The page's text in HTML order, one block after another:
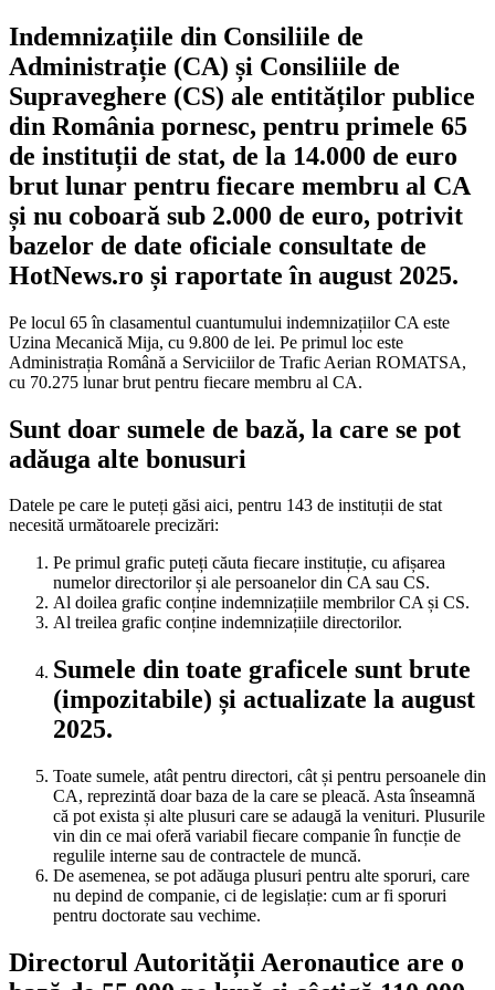
Indemnizațiile din Consiliile de
Administrație (CA) și Consiliile de
Supraveghere (CS) ale entităților publice
din România pornesc, pentru primele 65
de instituții de stat, de la 14.000 de euro
brut lunar pentru fiecare membru al CA
și nu coboară sub 2.000 de euro, potrivit
bazelor de date oficiale consultate de
HotNews.ro și raportate în august 2025.
Pe locul 65 în clasamentul cuantumului indemnizațiilor CA este
Uzina Mecanică Mija, cu 9.800 de lei. Pe primul loc este
Administrația Română a Serviciilor de Trafic Aerian ROMATSA,
cu 70.275 lunar brut pentru fiecare membru al CA.
Sunt doar sumele de bază, la care se pot
adăuga alte bonusuri
Datele pe care le puteți găsi aici, pentru 143 de instituții de stat
necesită următoarele precizări:
Pe primul grafic puteți căuta fiecare instituție, cu afișarea
numelor directorilor și ale persoanelor din CA sau CS.
Al doilea grafic conține indemnizațiile membrilor CA și CS.
Al treilea grafic conține indemnizațiile directorilor.
Sumele din toate graficele sunt brute
(impozitabile) și actualizate la august
2025.
Toate sumele, atât pentru directori, cât și pentru persoanele din
CA, reprezintă doar baza de la care se pleacă. Asta înseamnă
că pot exista și alte plusuri care se adaugă la venituri. Plusurile
vin din ce mai oferă variabil fiecare companie în funcție de
regulile interne sau de contractele de muncă.
De asemenea, se pot adăuga plusuri pentru alte sporuri, care
nu depind de companie, ci de legislație: cum ar fi sporuri
pentru doctorate sau vechime.
Directorul Autorității Aeronautice are o